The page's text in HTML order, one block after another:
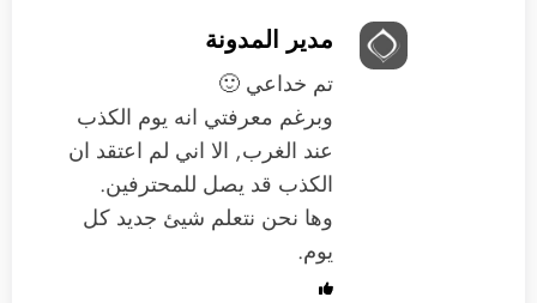
مدير المدونة
تم خداعي 🙂
وبرغم معرفتي انه يوم الكذب
عند الغرب, الا اني لم اعتقد ان
الكذب قد يصل للمحترفين.
وها نحن نتعلم شيئ جديد كل
يوم.